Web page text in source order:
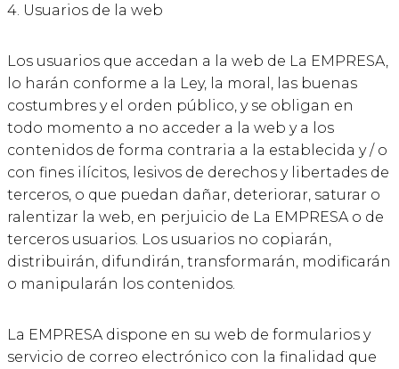
4. Usuarios de la web
Los usuarios que accedan a la web de La EMPRESA,
lo harán conforme a la Ley, la moral, las buenas
costumbres y el orden público, y se obligan en
todo momento a no acceder a la web y a los
contenidos de forma contraria a la establecida y / o
con fines ilícitos, lesivos de derechos y libertades de
terceros, o que puedan dañar, deteriorar, saturar o
ralentizar la web, en perjuicio de La EMPRESA o de
terceros usuarios. Los usuarios no copiarán,
distribuirán, difundirán, transformarán, modificarán
o manipularán los contenidos.
La EMPRESA dispone en su web de formularios y
servicio de correo electrónico con la finalidad que